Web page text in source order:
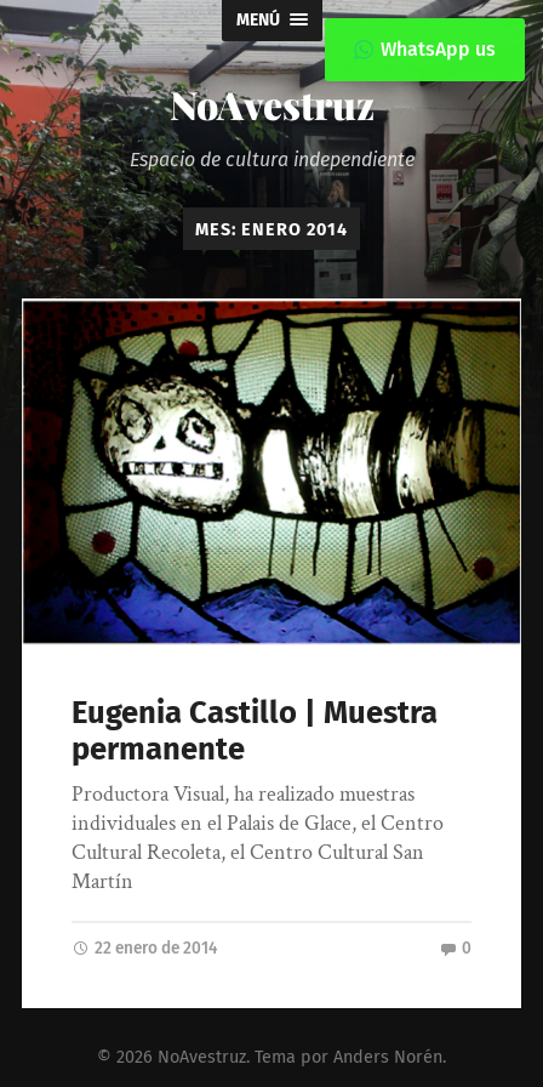
MENÚ
NoAvestruz
Espacio de cultura independiente
MES: ENERO 2014
Eugenia Castillo | Muestra
permanente
Productora Visual, ha realizado muestras
individuales en el Palais de Glace, el Centro
Cultural Recoleta, el Centro Cultural San
Martín
22 enero de 2014 0
© 2026 NoAvestruz. Tema por Anders Norén.
WhatsApp us